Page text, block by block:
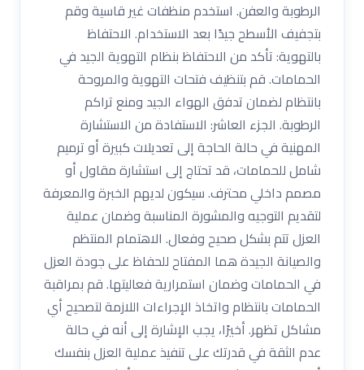
الرطوبة والعفن. استخدم منظفات غير قاسية وقم
بتجفيف الأسطح جيدًا بعد الاستخدام. الاحتفاظ
بالتهوية: تأكد من الاحتفاظ بنظام التهوية الجيد في
الحمامات. قم بتنظيف فتحات التهوية والمروحة
بانتظام لضمان تدفق الهواء الجيد ومنع تراكم
الرطوبة. الجزء العاشر: الاستفادة من الاستشارة
المهنية في حالة الحاجة إلى تعديلات كبيرة أو ترميم
شامل للحمامات، قد تحتاج إلى استشارة مقاول أو
مصمم داخلي محترف. سيكون لديهم الخبرة والمعرفة
لتقديم التوجيه والمشورة المناسبة وضمان عملية
العزل تتم بشكل صحيح وفعال. الاهتمام المنتظم
والصيانة الجيدة هما المفتاح للحفاظ على جودة العزل
في الحمامات وضمان استمرارية فعاليتها. قم بمراقبة
الحمامات بانتظام واتخاذ الإجراءات اللازمة لتصحيح أي
مشاكل تظهر. أخيرًا، يجب الإشارة إلى أنه في حالة
عدم الثقة في قدرتك على تنفيذ عملية العزل بنفسك